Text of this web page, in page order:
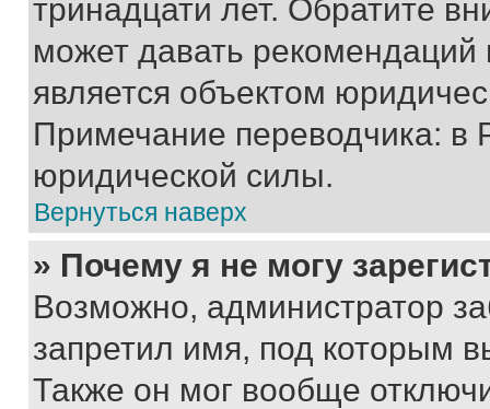
тринадцати лет. Обратите
может давать
является объектом
Примечание переводчика: в
юридической силы.
Вернуться наверх
» Почему я не могу
Возможно, администратор
запретил имя, под которым
Также он мог вообще